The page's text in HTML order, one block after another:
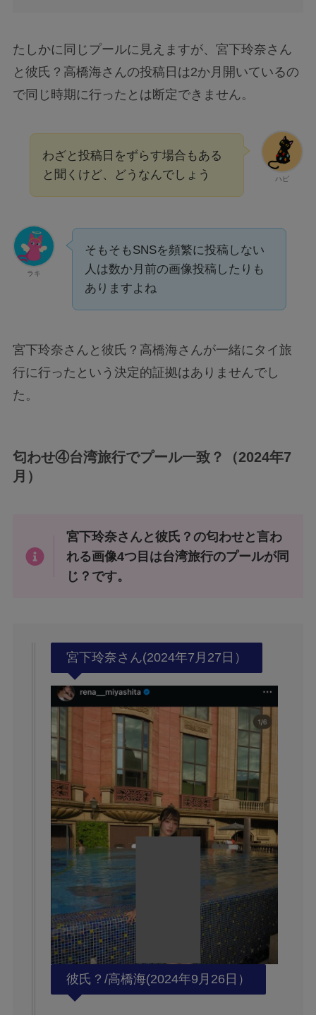
たしかに同じプールに見えますが、宮下玲奈さん
と彼氏？高橋海さんの投稿日は2か月開いているの
で同じ時期に行ったとは断定できません。
ハピ
わざと投稿日をずらす場合もある
と聞くけど、どうなんでしょう
ラキ
そもそもSNSを頻繁に投稿しない
人は数か月前の画像投稿したりも
ありますよね
宮下玲奈さんと彼氏？高橋海さんが一緒にタイ旅
行に行ったという決定的証拠はありませんでし
た。
匂わせ④台湾旅行でプール一致？（2024年7
月）
宮下玲奈さんと彼氏？の匂わせと言わ
れる画像4つ目は台湾旅行のプールが同
じ？です。
宮下玲奈さん(2024年7月27日）
彼氏？/高橋海(2024年9月26日）